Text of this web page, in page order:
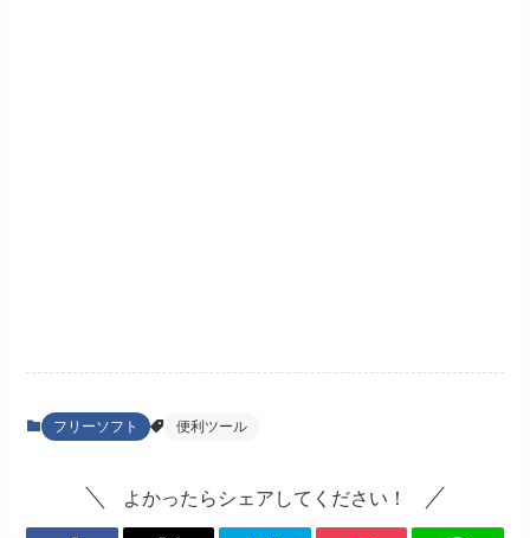
フリーソフト 便利ツール
よかったらシェアしてください！